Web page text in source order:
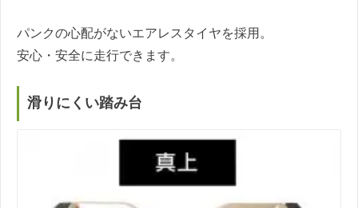
パンクの心配がないエアレスタイヤを採用。
安心・安全に走行できます。
滑りにくい踏み台